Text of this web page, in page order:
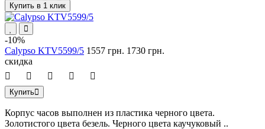
Купить в 1 клик
-10%
Calypso KTV5599/5 1557 грн. 1730 грн.
скидка
Купить
Корпус часов выполнен из пластика черного цвета.
Золотистого цвета безель. Черного цвета каучуковый ..